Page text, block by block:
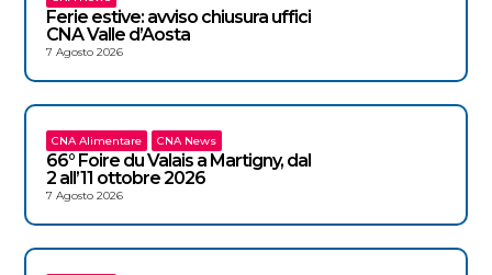
Ferie estive: avviso chiusura uffici
CNA Valle d’Aosta
7 Agosto 2026
CNA Alimentare CNA News
66° Foire du Valais a Martigny, dal
2 all’11 ottobre 2026
7 Agosto 2026